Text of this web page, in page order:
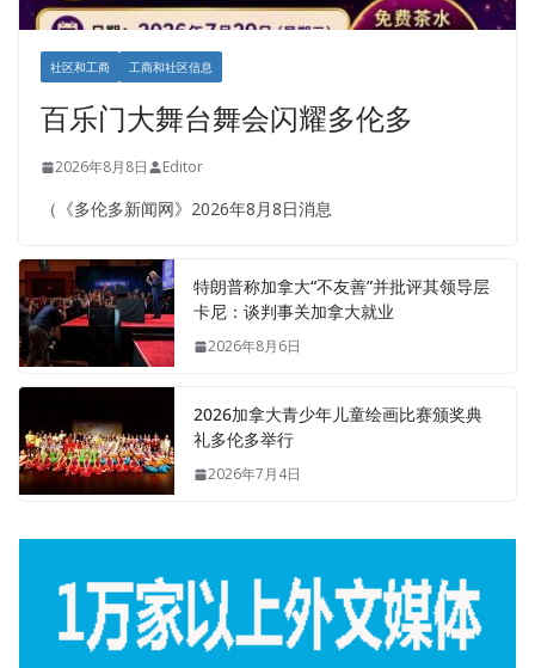
社区和工商 工商和社区信息
百乐门大舞台舞会闪耀多伦多
2026年8月8日 Editor
（《多伦多新闻网》2026年8月8日消息
特朗普称加拿大“不友善”并批评其领导层
卡尼：谈判事关加拿大就业
2026年8月6日
2026加拿大青少年儿童绘画比赛颁奖典
礼多伦多举行
2026年7月4日